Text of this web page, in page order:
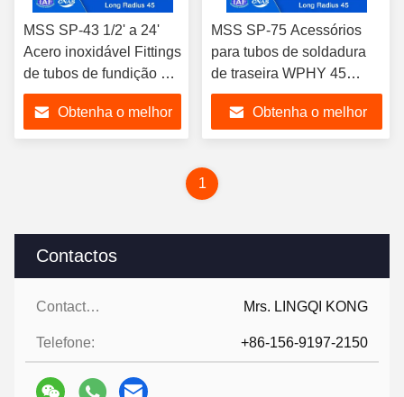
Contactos
Contactos: Mrs. LINGQI KONG
Telefone: +86-156-9197-2150
MSS SP-43 1/2' a 24'
Acero inoxidável Fittings
de tubos de fundição de
traseira com raio longo
Cotovelos 45 graus
Cotovelo
Obtenha o melhor
MSS SP-75 Acessórios
para tubos de soldadura
de traseira WPHY 45
graus Cotovelo longo raio
NPS 16 a NPS 60
Obtenha o melhor
1